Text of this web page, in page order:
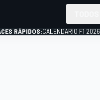
RÁPIDOS:CALENDARIO F1 2026